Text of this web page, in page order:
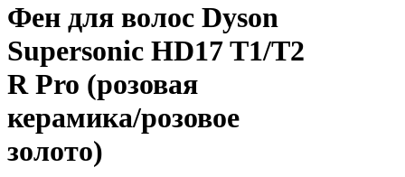
Фен для волос Dyson
Supersonic HD17 T1/T2
R Pro (розовая
керамика/розовое
золото)